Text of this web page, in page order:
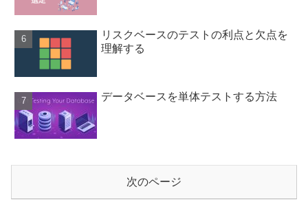
リスクベースのテストの利点と欠点を
理解する
データベースを単体テストする方法
次のページ